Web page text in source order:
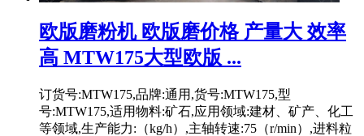
欧版磨粉机 欧版磨价格 产量大 效率
高 MTW175大型欧版 ...
订货号:MTW175,品牌:通用,货号:MTW175,型
号:MTW175,适用物料:矿石,应用领域:建材、矿产、化工
等领域,生产能力:（kg/h）,主轴转速:75（r/min）,进料粒